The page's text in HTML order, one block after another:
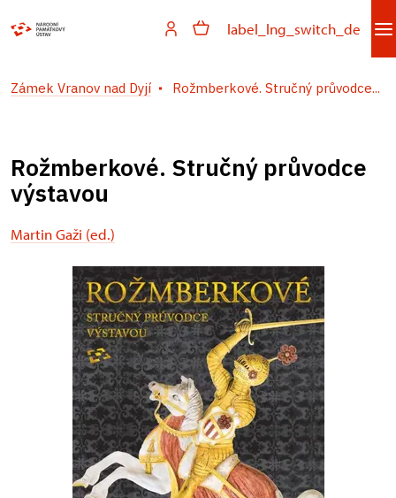
label_lng_switch_de
Zámek Vranov nad Dyjí Rožmberkové. Stručný průvodce...
Rožmberkové. Stručný průvodce
výstavou
Martin Gaži (ed.)